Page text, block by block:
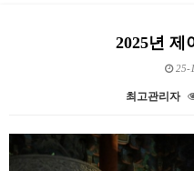
2025년 제
25-
최고관리자